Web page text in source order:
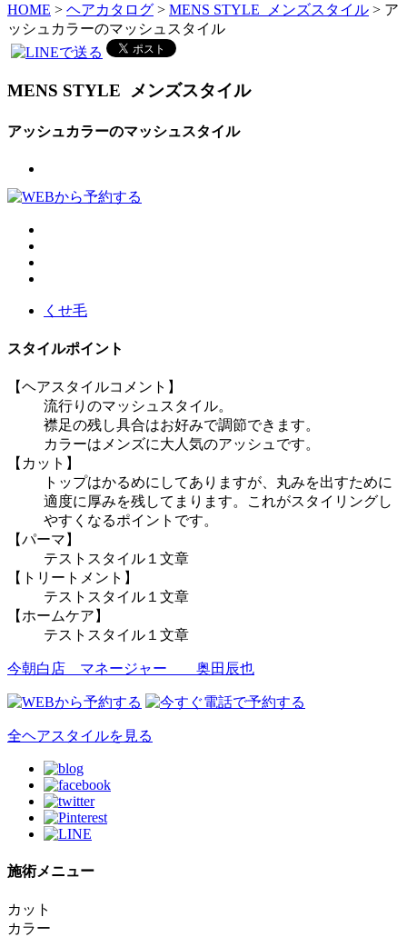
HOME > ヘアカタログ > MENS STYLE メンズスタイル > ア
ッシュカラーのマッシュスタイル
MENS STYLE メンズスタイル
アッシュカラーのマッシュスタイル
くせ毛
スタイルポイント
【ヘアスタイルコメント】
流行りのマッシュスタイル。
襟足の残し具合はお好みで調節できます。
カラーはメンズに大人気のアッシュです。
【カット】
トップはかるめにしてありますが、丸みを出すために
適度に厚みを残してまります。これがスタイリングし
やすくなるポイントです。
【パーマ】
テストスタイル１文章
【トリートメント】
テストスタイル１文章
【ホームケア】
テストスタイル１文章
今朝白店 マネージャー 奥田辰也
全ヘアスタイルを見る
施術メニュー
カット
カラー